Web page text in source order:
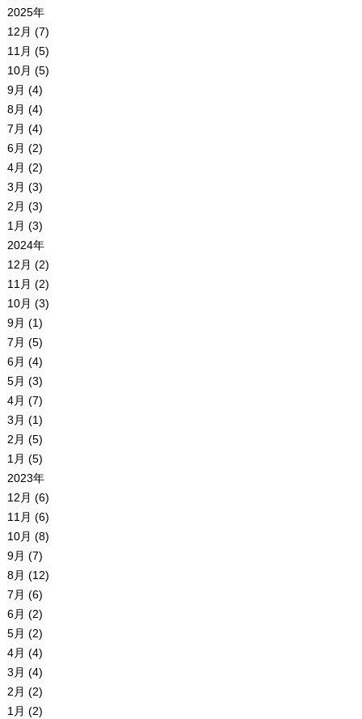
2025年
12月 (7)
11月 (5)
10月 (5)
9月 (4)
8月 (4)
7月 (4)
6月 (2)
4月 (2)
3月 (3)
2月 (3)
1月 (3)
2024年
12月 (2)
11月 (2)
10月 (3)
9月 (1)
7月 (5)
6月 (4)
5月 (3)
4月 (7)
3月 (1)
2月 (5)
1月 (5)
2023年
12月 (6)
11月 (6)
10月 (8)
9月 (7)
8月 (12)
7月 (6)
6月 (2)
5月 (2)
4月 (4)
3月 (4)
2月 (2)
1月 (2)